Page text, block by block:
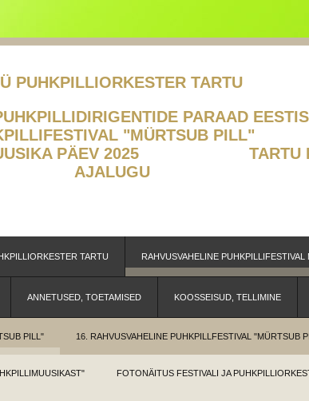
PUHKPILLIORKESTER TARTU
PUHKPILLIFESTIVAL
PÄEV 2025
TARTU
AJALUGU
TARTU RAHVUSVAHELINE PUHKPILLIFESTIVAL
ANNETUSED, TOETAMISED KOOSSEISUD, TELLIMINE
PILL" 16. RAHVUSVAHELINE PUHKPILLFESTIVAL "MÜRTSUB
FOTONÄITUS FESTIVALI JA